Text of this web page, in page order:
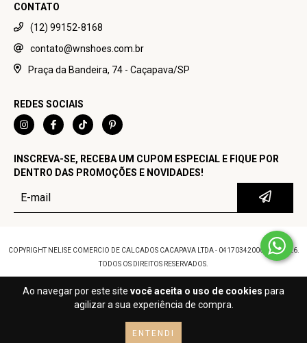
Ao navegar por este site você aceita o uso de cookies para
agilizar a sua experiência de compra.
ENTENDI
CONTATO
(12) 99152-8168
contato@wnshoes.com.br
Praça da Bandeira, 74 - Caçapava/SP
REDES SOCIAIS
INSCREVA-SE, RECEBA UM CUPOM ESPECIAL E FIQUE POR
DENTRO DAS PROMOÇÕES E NOVIDADES!
COPYRIGHT NELISE COMERCIO DE CALCADOS CACAPAVA LTDA - 04170342000100 - 2026.
TODOS OS DIREITOS RESERVADOS.